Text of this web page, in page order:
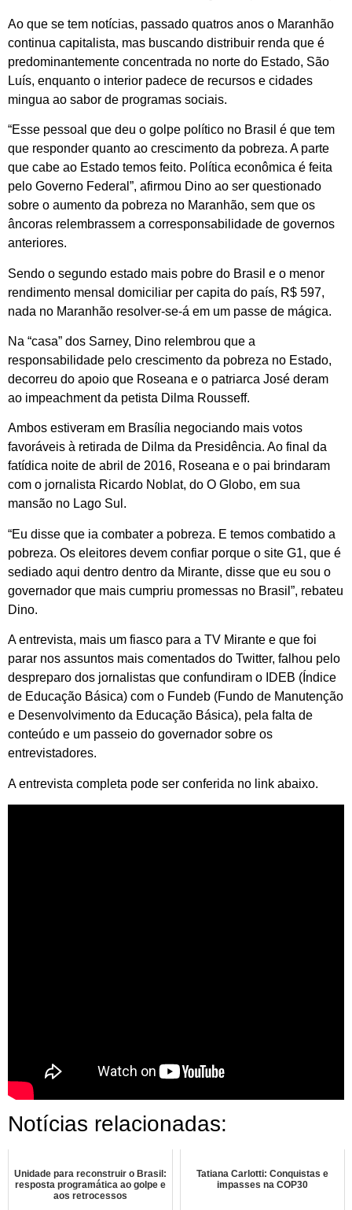
Ao que se tem notícias, passado quatros anos o Maranhão
continua capitalista, mas buscando distribuir renda que é
predominantemente concentrada no norte do Estado, São
Luís, enquanto o interior padece de recursos e cidades
mingua ao sabor de programas sociais.
“Esse pessoal que deu o golpe político no Brasil é que tem
que responder quanto ao crescimento da pobreza. A parte
que cabe ao Estado temos feito. Política econômica é feita
pelo Governo Federal”, afirmou Dino ao ser questionado
sobre o aumento da pobreza no Maranhão, sem que os
âncoras relembrassem a corresponsabilidade de governos
anteriores.
Sendo o segundo estado mais pobre do Brasil e o menor
rendimento mensal domiciliar per capita do país, R$ 597,
nada no Maranhão resolver-se-á em um passe de mágica.
Na “casa” dos Sarney, Dino relembrou que a
responsabilidade pelo crescimento da pobreza no Estado,
decorreu do apoio que Roseana e o patriarca José deram
ao impeachment da petista Dilma Rousseff.
Ambos estiveram em Brasília negociando mais votos
favoráveis à retirada de Dilma da Presidência. Ao final da
fatídica noite de abril de 2016, Roseana e o pai brindaram
com o jornalista Ricardo Noblat, do O Globo, em sua
mansão no Lago Sul.
“Eu disse que ia combater a pobreza. E temos combatido a
pobreza. Os eleitores devem confiar porque o site G1, que é
sediado aqui dentro dentro da Mirante, disse que eu sou o
governador que mais cumpriu promessas no Brasil”, rebateu
Dino.
A entrevista, mais um fiasco para a TV Mirante e que foi
parar nos assuntos mais comentados do Twitter, falhou pelo
despreparo dos jornalistas que confundiram o IDEB (Índice
de Educação Básica) com o Fundeb (Fundo de Manutenção
e Desenvolvimento da Educação Básica), pela falta de
conteúdo e um passeio do governador sobre os
entrevistadores.
A entrevista completa pode ser conferida no link abaixo.
Notícias relacionadas:
Unidade para reconstruir o Brasil:
resposta programática ao golpe e
aos retrocessos
Tatiana Carlotti: Conquistas e
impasses na COP30